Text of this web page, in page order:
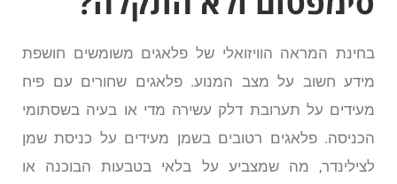
בחינת המראה הוויזואלי של פלאגים משומשים חושפת
מידע חשוב על מצב המנוע. פלאגים שחורים עם פיח
מעידים על תערובת דלק עשירה מדי או בעיה בשסתומי
הכניסה. פלאגים רטובים בשמן מעידים על כניסת שמן
לצילינדר, מה שמצביע על בלאי בטבעות הבוכנה או